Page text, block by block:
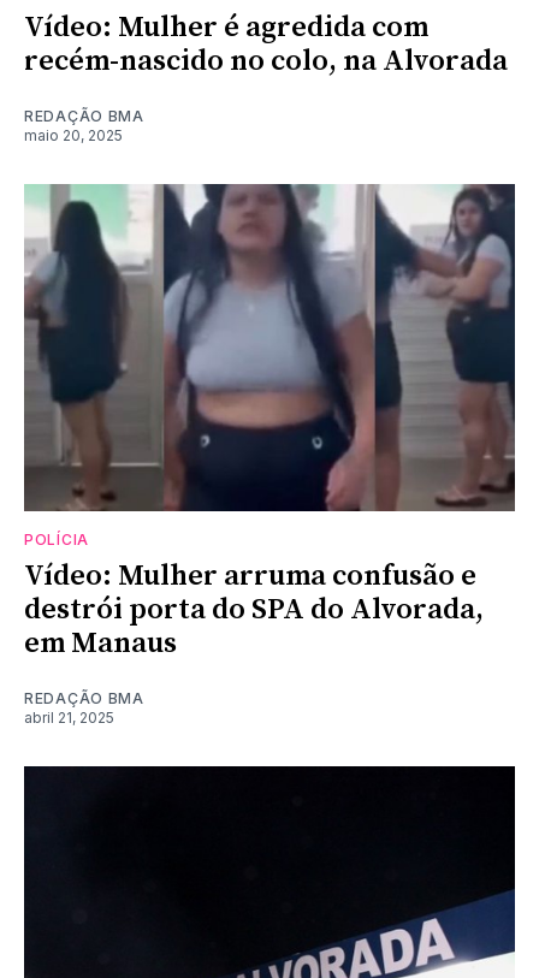
Vídeo: Mulher é agredida com
recém-nascido no colo, na Alvorada
REDAÇÃO BMA
maio 20, 2025
POLÍCIA
Vídeo: Mulher arruma confusão e
destrói porta do SPA do Alvorada,
em Manaus
REDAÇÃO BMA
abril 21, 2025